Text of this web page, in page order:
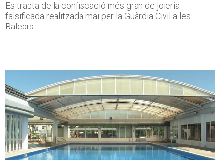
Es tracta de la confiscació més gran de joieria
falsificada realitzada mai per la Guàrdia Civil a les
Balears